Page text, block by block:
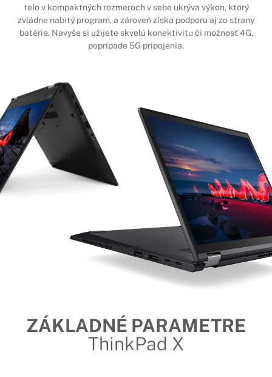
telo v kompaktných rozmeroch v sebe ukrýva výkon, ktorý
zvládne nabitý program, a zároveň získa podporu aj zo strany
batérie. Navyše si užijete skvelú konektivitu či možnosť 4G,
poprípade 5G pripojenia.
ZÁKLADNÉ PARAMETRE
ThinkPad X